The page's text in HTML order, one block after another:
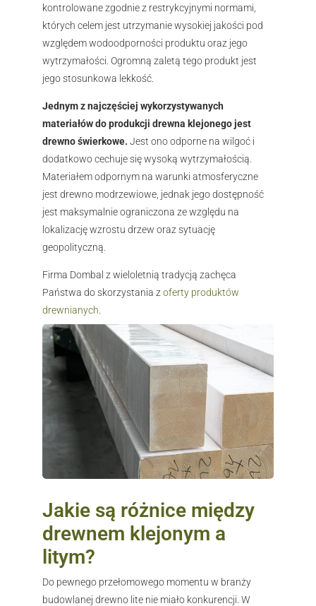
kontrolowane zgodnie z restrykcyjnymi normami,
których celem jest utrzymanie wysokiej jakości pod
względem wodoodporności produktu oraz jego
wytrzymałości. Ogromną zaletą tego produkt jest
jego stosunkowa lekkość.
Jednym z najczęściej wykorzystywanych
materiałów do produkcji drewna klejonego jest
drewno świerkowe. Jest ono odporne na wilgoć i
dodatkowo cechuje się wysoką wytrzymałością.
Materiałem odpornym na warunki atmosferyczne
jest drewno modrzewiowe, jednak jego dostępność
jest maksymalnie ograniczona ze względu na
lokalizację wzrostu drzew oraz sytuację
geopolityczną.
Firma Dombal z wieloletnią tradycją zachęca
Państwa do skorzystania z oferty produktów
drewnianych
Jakie są różnice między
drewnem klejonym a
litym?
Do pewnego przełomowego momentu w branży
budowlanej drewno lite nie miało konkurencji. W